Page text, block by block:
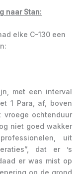
naar Stan:
elke C-130 een
met een interval
1 Para, af, boven
ochtenduur
niet goed wakker
uit
dat er ’s
er was mist op
op de grond